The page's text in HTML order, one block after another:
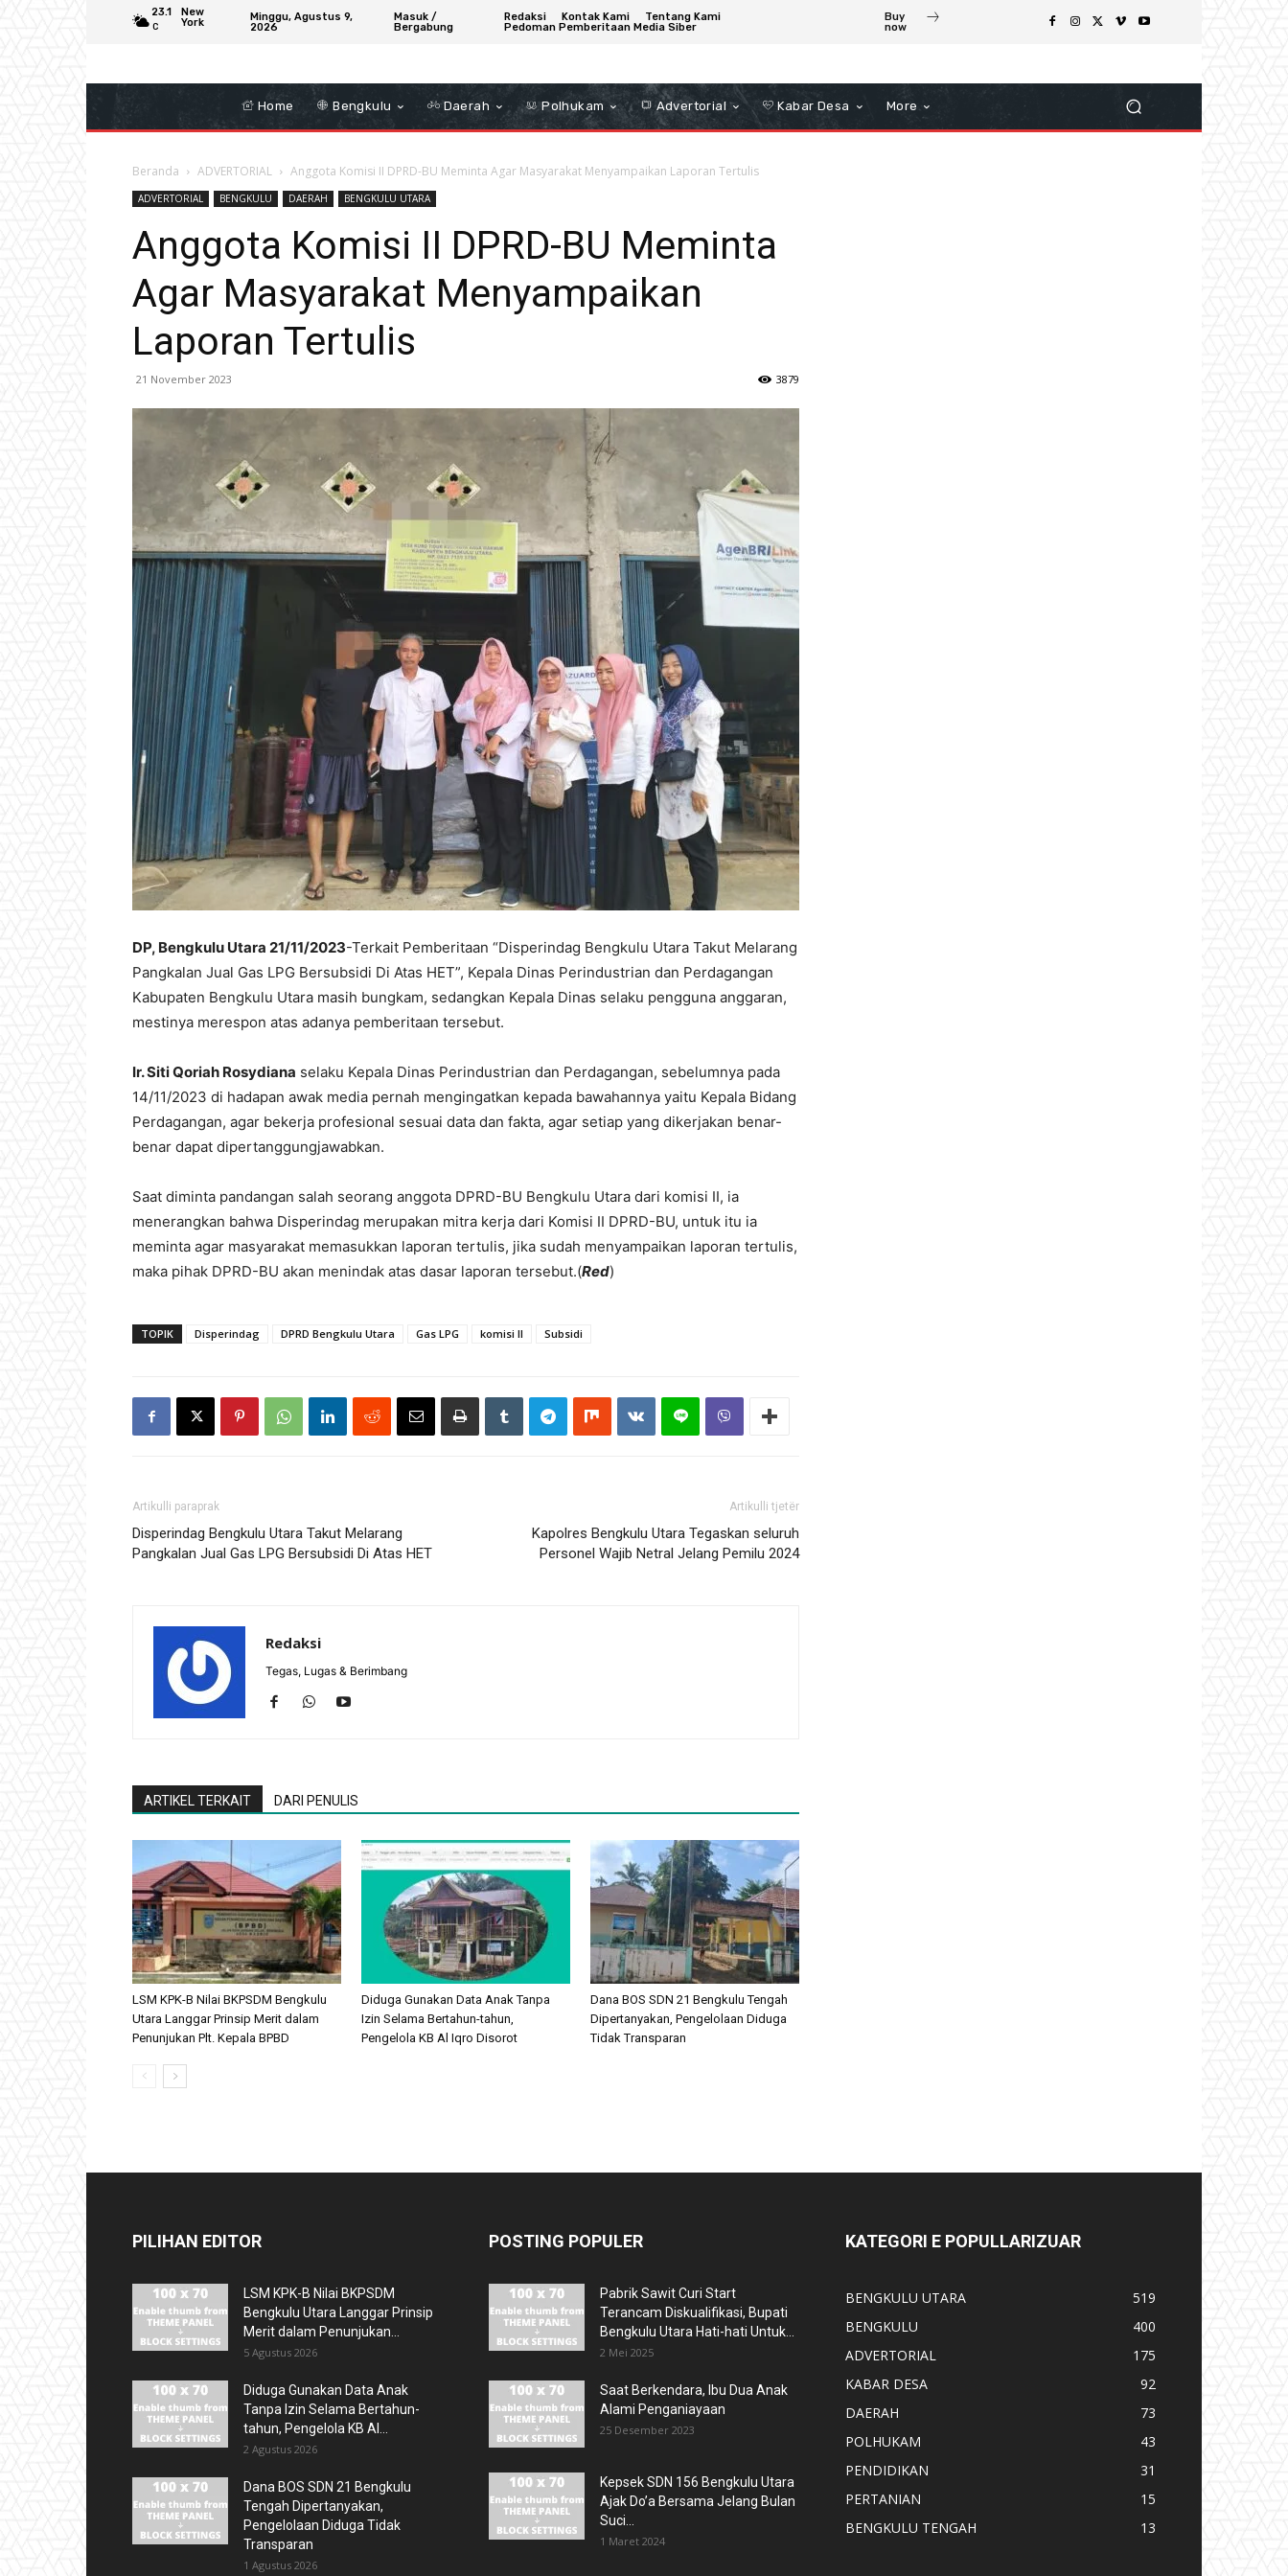
23.1
C
New
York
Minggu, Agustus 9,
2026
Masuk /
Bergabung
Redaksi Kontak Kami
Tentang Kami
Pedoman Pemberitaan Media Siber
Buy
now
Home Bengkulu Daerah Polhukam Advertorial Kabar Desa More
Beranda ADVERTORIAL Anggota Komisi II DPRD-BU Meminta Agar Masyarakat Menyampaikan Laporan Tertulis
ADVERTORIAL BENGKULU DAERAH BENGKULU UTARA
Anggota Komisi II DPRD-BU Meminta
Agar Masyarakat Menyampaikan
Laporan Tertulis
21 November 2023 3879
DP, Bengkulu Utara 21/11/2023-Terkait Pemberitaan “Disperindag Bengkulu Utara Takut Melarang
Pangkalan Jual Gas LPG Bersubsidi Di Atas HET”, Kepala Dinas Perindustrian dan Perdagangan
Kabupaten Bengkulu Utara masih bungkam, sedangkan Kepala Dinas selaku pengguna anggaran,
mestinya merespon atas adanya pemberitaan tersebut.
Ir. Siti Qoriah Rosydiana selaku Kepala Dinas Perindustrian dan Perdagangan, sebelumnya pada
14/11/2023 di hadapan awak media pernah mengingatkan kepada bawahannya yaitu Kepala Bidang
Perdagangan, agar bekerja profesional sesuai data dan fakta, agar setiap yang dikerjakan benar-
benar dapat dipertanggungjawabkan.
Saat diminta pandangan salah seorang anggota DPRD-BU Bengkulu Utara dari komisi II, ia
menerangkan bahwa Disperindag merupakan mitra kerja dari Komisi II DPRD-BU, untuk itu ia
meminta agar masyarakat memasukkan laporan tertulis, jika sudah menyampaikan laporan tertulis,
maka pihak DPRD-BU akan menindak atas dasar laporan tersebut.(Red)
TOPIK Disperindag DPRD Bengkulu Utara Gas LPG komisi II Subsidi
Artikulli paraprak
Disperindag Bengkulu Utara Takut Melarang
Pangkalan Jual Gas LPG Bersubsidi Di Atas HET
Artikulli tjetër
Kapolres Bengkulu Utara Tegaskan seluruh
Personel Wajib Netral Jelang Pemilu 2024
Redaksi
Tegas, Lugas & Berimbang
ARTIKEL TERKAIT DARI PENULIS
LSM KPK-B Nilai BKPSDM Bengkulu
Utara Langgar Prinsip Merit dalam
Penunjukan Plt. Kepala BPBD
Diduga Gunakan Data Anak Tanpa
Izin Selama Bertahun-tahun,
Pengelola KB Al Iqro Disorot
Dana BOS SDN 21 Bengkulu Tengah
Dipertanyakan, Pengelolaan Diduga
Tidak Transparan
PILIHAN EDITOR
LSM KPK-B Nilai BKPSDM
Bengkulu Utara Langgar Prinsip
Merit dalam Penunjukan...
5 Agustus 2026
Diduga Gunakan Data Anak
Tanpa Izin Selama Bertahun-
tahun, Pengelola KB Al...
2 Agustus 2026
Dana BOS SDN 21 Bengkulu
Tengah Dipertanyakan,
Pengelolaan Diduga Tidak
Transparan
1 Agustus 2026
POSTING POPULER
Pabrik Sawit Curi Start
Terancam Diskualifikasi, Bupati
Bengkulu Utara Hati-hati Untuk...
2 Mei 2025
Saat Berkendara, Ibu Dua Anak
Alami Penganiayaan
25 Desember 2023
Kepsek SDN 156 Bengkulu Utara
Ajak Do’a Bersama Jelang Bulan
Suci...
1 Maret 2024
KATEGORI E POPULLARIZUAR
BENGKULU UTARA
519
BENGKULU
400
ADVERTORIAL
175
KABAR DESA
92
DAERAH
73
POLHUKAM
43
PENDIDIKAN
31
PERTANIAN
15
BENGKULU TENGAH
13